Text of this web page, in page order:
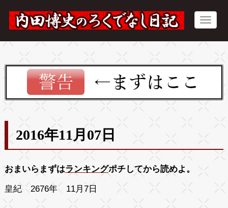
2016年11月07日
おまいらまずはランキングポチしてから読めよ。
皇紀 2676年 11月7日